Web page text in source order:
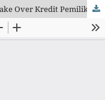
Analisis Peran Notaris dalam Proses Take Over Kredit Pemilikan Rumah : Perspektif Kepastian Hukum